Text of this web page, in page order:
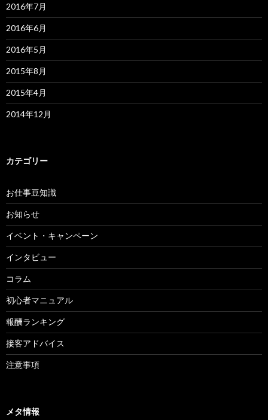
2016年7月
2016年6月
2016年5月
2015年8月
2015年4月
2014年12月
カテゴリー
お仕事豆知識
お知らせ
イベント・キャンペーン
インタビュー
コラム
初心者マニュアル
報酬ランキング
接客アドバイス
注意事項
メタ情報